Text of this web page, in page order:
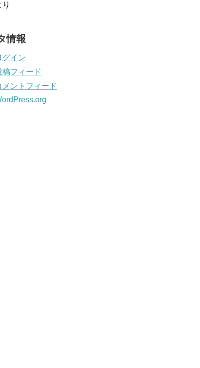
り
情報
グイン
稿フィード
メントフィード